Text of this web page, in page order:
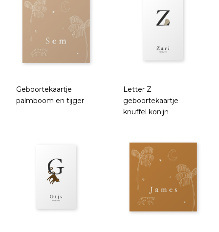
Geboortekaartje
palmboom en tijger
Letter Z
geboortekaartje
knuffel konijn